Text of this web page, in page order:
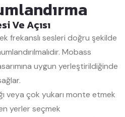
Ve Açısı
frekanslı sesleri doğru şekilde
Mobass
uygun yerleştirildiğinde
veya çok yukarı monte etmek
yerler seçmek